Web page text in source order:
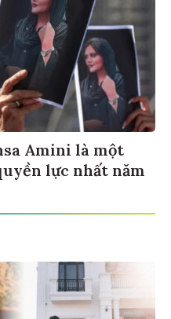
Amini là một
lực nhất năm